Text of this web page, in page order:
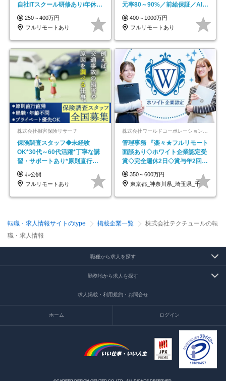
自社ITスクール研修あり/年休
130日
250～400万円
フルリモートあり
元率80～90%／前給保証／AI系
など最先端案件多数
400～1000万円
フルリモートあり
株式会社損害保険リサーチ
保険調査スタッフ◆未経験
OK*30代～60代活躍*丁寧な講
習・サポートあり*原則直行直
帰／全国募集・業務委託
非公開
フルリモートあり
管理事務 『楽々★フルリモート
面談あり◇ホワイト企業認定受
賞◇完全週休2日◇賞与年2回
/p13
350～600万円
東京都_神奈川県_埼玉県_千葉県_大阪府…
転職・求人情報サイトのtype 掲載企業一覧
株式会社テクチュールの転
職・求人情報
職種から求人を探す
勤務地から求人を探す
求人掲載・利用規約・お問合せ
ホーム ログイン